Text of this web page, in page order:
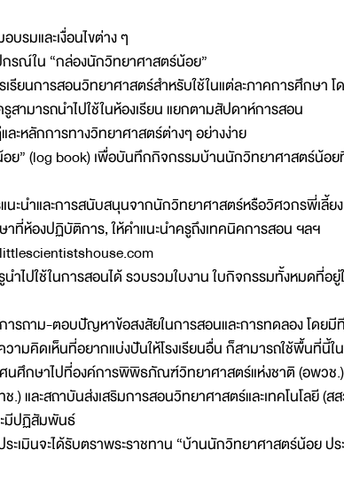
รมและเงื่อนไขต่าง ๆ
ณ์ใน “กล่องนักวิทยาศาสตร์น้อย”
รียนการสอนวิทยาศาสตร์สำหรับใช้ในแต่ละภาคการศึกษา โ
ามารถนำไปใช้ในห้องเรียน แยกตามสัปดาห์การสอน
ะหลักการทางวิทยาศาสตร์ต่างๆ อย่างง่าย
” (log book) เพื่อบันทึกกิจกรรมบ้านนักวิทยาศาสตร์น้อยที่
แนะนำและการสนับสนุนจากนักวิทยาศาสตร์หรือวิศวกรพี่เลี้
าที่ห้องปฏิบัติการ, ให้คำแนะนำครูถึงเทคนิคการสอน ฯลฯ
ำไปใช้ในการสอนได้ รวบรวมใบงาน ใบกิจกรรมทั้งหมดที่อ
ถาม-ตอบปัญหาข้อสงสัยในการสอนและการทดลอง โดยมี
ามคิดเห็นที่อยากแบ่งปันให้โรงเรียนอื่น ก็สามารถใช้พื้นที่นี้ใ
ศนศึกษาไปที่องค์การพิพิธภัณฑ์วิทยาศาสตร์แห่งชาติ (อพว
.) และสถาบันส่งเสริมการสอนวิทยาศาสตร์และเทคโนโลยี (ส
มีปฏิสัมพันธ์
ระเมินจะได้รับตราพระราชทาน “บ้านนักวิทยาศาสตร์น้อย ปร